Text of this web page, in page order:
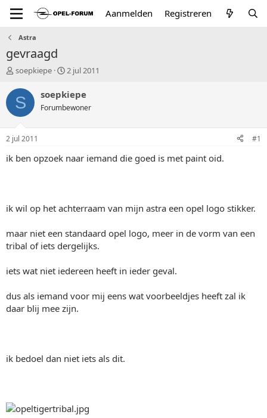
Aanmelden Registreren
Astra
gevraagd
T
p
i
a
r
soepkiepe
S
a
t
u
2 jul 2011
S soepkiepe
Forumbewoner
2 jul 2011 #1
ik ben opzoek naar iemand die goed is met paint oid.
ik wil op het achterraam van mijn astra een opel logo stikker.
maar niet een standaard opel logo, meer in de vorm van een
tribal of iets dergelijks.
iets wat niet iedereen heeft in ieder geval.
dus als iemand voor mij eens wat voorbeeldjes heeft zal ik
daar blij mee zijn.
ik bedoel dan niet iets als dit.